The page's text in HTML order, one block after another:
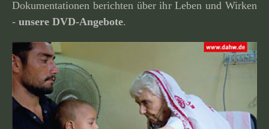
Dokumentationen berichten über ihr Leben und Wirken
- unsere DVD-Angebote.